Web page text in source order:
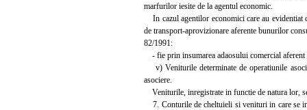
marfurilor iesite de la agentul economic.
In cazul agentilor economici care au evidentiat
de transport-aprovizionare aferente bunurilor
82/1991:
- fie prin insumarea adaosului comercial
v) Veniturile determinate de operatiunile
asociere.
Veniturile, inregistrate in functie de natura lor,
7. Conturile de cheltuieli si venituri in care se